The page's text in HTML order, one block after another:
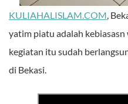
KULIAHALISLAM.COM,
yatim piatu adalah
kegiatan itu sudah
di Bekasi.